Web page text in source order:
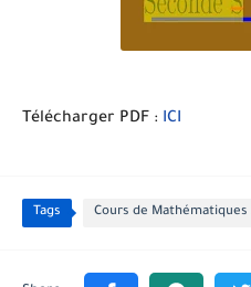
Télécharger PDF : ICI
Tags Cours de Mathématiques